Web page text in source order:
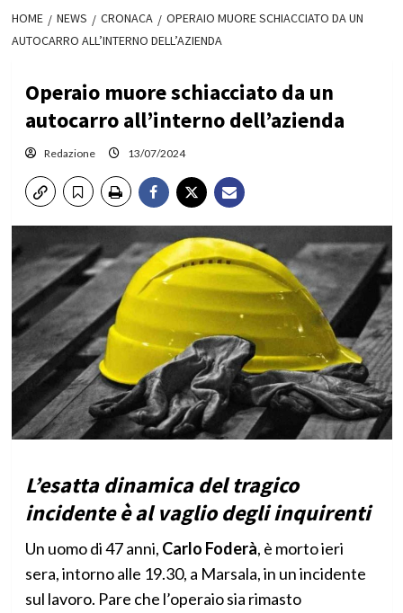
HOME NEWS CRONACA
OPERAIO MUORE SCHIACCIATO DA UN
AUTOCARRO ALL’INTERNO DELL’AZIENDA
Operaio muore schiacciato da un
autocarro all’interno dell’azienda
Redazione 13/07/2024
L’esatta dinamica del tragico
incidente è al vaglio degli inquirenti
Un uomo di 47 anni, Carlo Foderà, è morto ieri
sera, intorno alle 19.30, a Marsala, in un incidente
sul lavoro. Pare che l’operaio sia rimasto